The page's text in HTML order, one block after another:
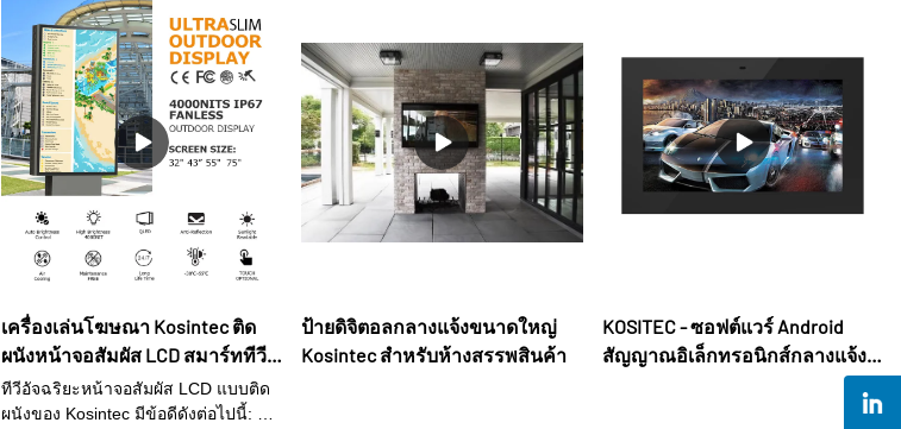
เครื่องเล่นโฆษณา Kosintec ติด
ผนังหน้าจอสัมผัส LCD สมาร์ททีวี
ป้ายดิจิตอล จอ LCD ติดผนัง 55 นิ้วที่
ดีที่สุด
ทีวีอัจฉริยะหน้าจอสัมผัส LCD แบบติด
ผนังของ Kosintec มีข้อดีดังต่อไปนี้: 1.
ป้ายดิจิตอลกลางแจ้งขนาดใหญ่
Kosintec สำหรับห้างสรรพสินค้า
KOSITEC - ซอฟต์แวร์ Android
สัญญาณอิเล็กทรอนิกส์กลางแจ้ง